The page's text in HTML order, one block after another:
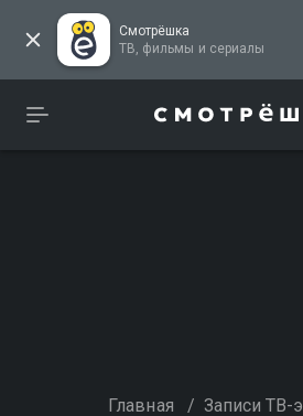
Смотрёшка
ТВ, фильмы и сериалы
Главная / Записи ТВ-